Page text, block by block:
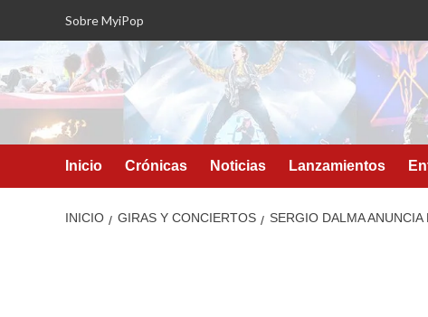
Sobre MyiPop
Inicio Crónicas Noticias Lanzamientos
INICIO GIRAS Y CONCIERTOS SERGIO DALMA